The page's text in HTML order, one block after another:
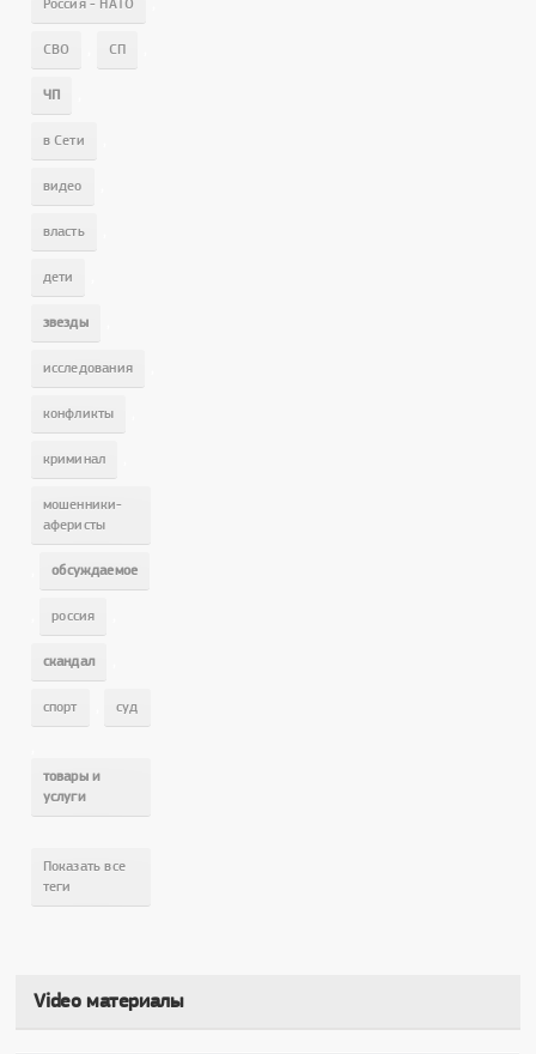
Россия - НАТО
СВО СП
ЧП
в Сети
видео
власть
дети
звезды
исследования
конфликты
криминал
мошенники-
аферисты
обсуждаемое
россия
скандал
спорт суд
товары и
услуги
Показать все
теги
Video материалы